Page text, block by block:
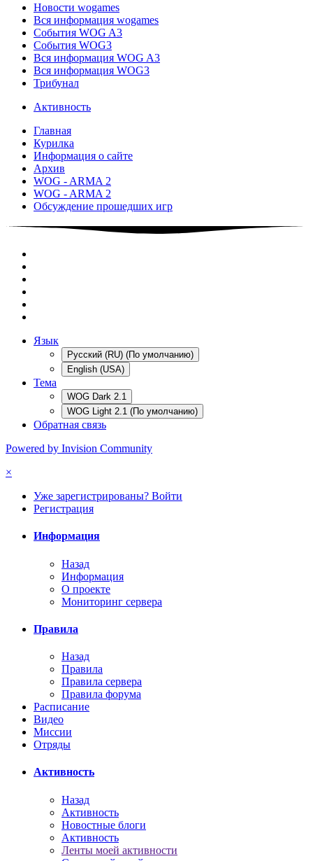
Новости wogames
Вся информация wogames
События WOG A3
События WOG3
Вся информация WOG A3
Вся информация WOG3
Трибунал
Активность
Главная
Курилка
Информация о сайте
Архив
WOG - ARMA 2
WOG - ARMA 2
Обсуждение прошедших игр
Язык
Русский (RU) (По умолчанию)
English (USA)
Тема
WOG Dark 2.1
WOG Light 2.1 (По умолчанию)
Обратная связь
Powered by Invision Community
×
Уже зарегистрированы? Войти
Регистрация
Информация
Назад
Информация
О проекте
Мониторинг сервера
Правила
Назад
Правила
Правила сервера
Правила форума
Расписание
Видео
Миссии
Отряды
Активность
Назад
Активность
Новостные блоги
Активность
Ленты моей активности